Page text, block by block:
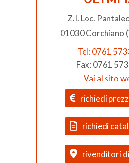
Z.I. Loc.
01030 Corchiano
Tel: 0761
Fax: 0761
Vai al sito
richiedi
richiedi
rivenditori